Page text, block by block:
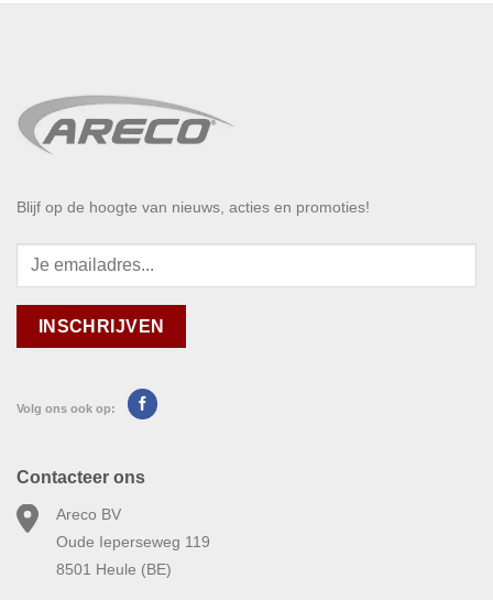
Blijf op de hoogte van nieuws, acties en promoties!
Volg ons ook op:
Contacteer ons
Areco BV
Oude Ieperseweg 119
8501 Heule (BE)